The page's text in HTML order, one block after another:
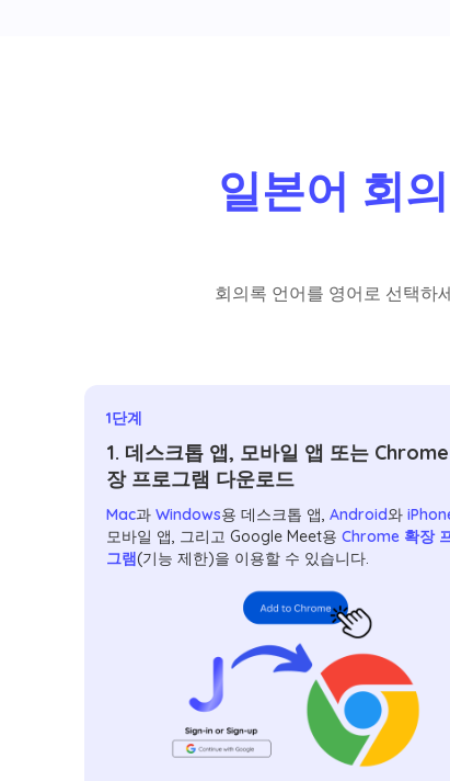
일본어 회
회의록 언어를 영어로 선택하
1단계
1. 데스크톱 앱, 모바일 앱 또는
장 프로그램 다운로드
Mac과Windows용 데스크톱 앱,Android와
모바일 앱, 그리고 Google Meet용Chrome 확장
그램(기능 제한)을 이용할 수 있습니다.